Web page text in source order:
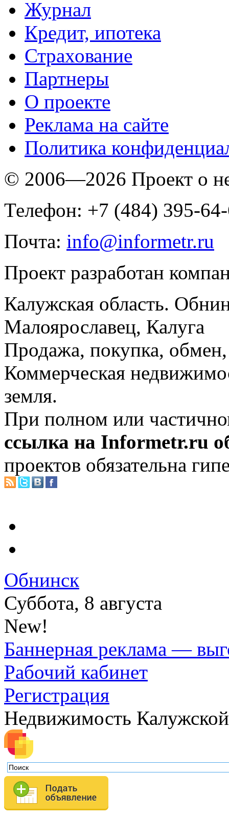
Журнал
Кредит, ипотека
Страхование
Партнеры
O проекте
Реклама на сайте
Политика
© 2006—2026 Проект о
Телефон: +7 (484) 395-
Почта: info@informetr.ru
Проект разработан
Калужская область.
Малоярославец, Калуга
Продажа, покупка, обмен,
Коммерческая
земля.
При полном или
ссылка на Informetr.ru
проектов обязательна
Обнинск
Суббота, 8 августа
New!
Баннерная реклама —
Рабочий кабинет
Регистрация
Недвижимость